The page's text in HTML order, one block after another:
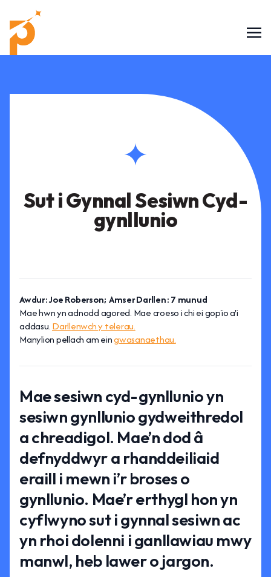
Sut i Gynnal Sesiwn Cyd-
gynllunio
Awdur: Joe Roberson; Amser Darllen: 7 munud
Mae hwn yn adnodd agored. Mae croeso i chi ei gopïo a'i
addasu.Darllenwch y telerau.
Manylion pellach am eingwasanaethau.
Mae sesiwn cyd-gynllunio yn
sesiwn gynllunio gydweithredol
a chreadigol. Mae’n dod â
defnyddwyr a rhanddeiliaid
eraill i mewn i’r broses o
gynllunio. Mae’r erthygl hon yn
cyflwyno sut i gynnal sesiwn ac
yn rhoi dolenni i ganllawiau mwy
manwl, heb lawer o jargon.